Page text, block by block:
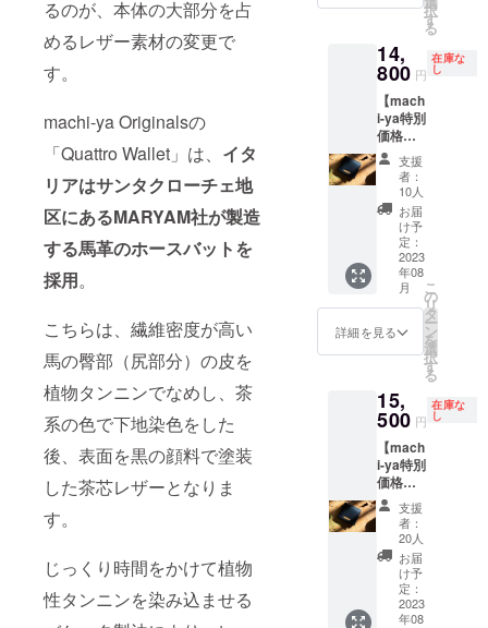
るのが、本体の大部分を占
めるレザー素材の変更で
す。
machi-ya Originalsの
「Quattro Wallet」は、 イタ
リアはサンタクローチェ地
区にあるMARYAM社が製造
する馬革のホースバットを
採用。
こちらは、繊維密度が高い
馬の臀部（尻部分）の皮を
植物タンニンでなめし、茶
系の色で下地染色をした
後、表面を黒の顔料で塗装
した茶芯レザーとなりま
す。
じっくり時間をかけて植物
性タンニンを染み込ませる
可能で
す。ご
希望の
方はリ
ターン
選択画
面より
「左利
き用」
をお選
びくだ
さい。
一般販
価格：
17,980
円（税
込） ※
割引率
は送料
を除く
製品の
販売予
定価格
に対す
るもの
です。
※左利き
の方に
向けて
左利き
可能で
す。ご
希望の
方はリ
ターン
選択画
面より
「左利
き用」
をお選
びくだ
さい。
択
す
る
14,
800 円
在庫な
し
【mach
i-ya特別
価格
（約
18%オ
フ）】
Quattro
Wallet
HL 1
点 送
料340円
（リ
ターン
価格に
含む）
一般販
価格：
17,980
円（税
込） ※
割引率
は送料
を除く
製品の
販売予
定価格
に対す
るもの
です。
※左利き
支援
者：
10人
お届
け予
定：
2023
年08
月
詳細を見る
こ
の
リ
タ
ー
ン
を
選
択
す
る
15,
500 円
在庫な
し
【mach
i-ya特別
価格
（約
14%オ
フ）】
Quattro
Wallet
HL 1
点 送
料340円
支援
者：
20人
お届
け予
定：
2023
年08